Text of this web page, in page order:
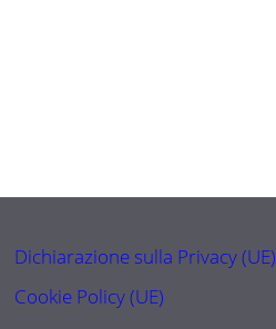
Dichiarazione sulla Privacy (UE)
Cookie Policy (UE)